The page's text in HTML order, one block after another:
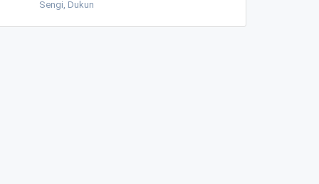
Sengi, Dukun